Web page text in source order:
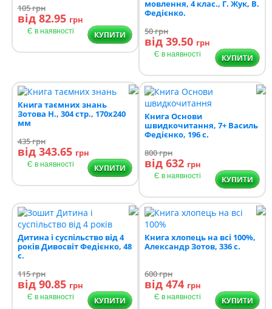
105грн
від 82.95 грн
Є в наявності КУПИТИ
мовлення, 4 клас., Г. Жук, В.
Федієнко.
50грн
від 39.50 грн
Є в наявності КУПИТИ
Книга таємних знань
Зотова Н., 304 стр., 170х240
мм
435грн
від 343.65 грн
Є в наявності КУПИТИ
Книга Основи
швидкочитання, 7+ Василь
Федієнко, 196 с.
800грн
від 632 грн
Є в наявності КУПИТИ
Дитина і суспільство від 4
років Дивосвіт Федієнко, 48
с.
115грн
від 90.85 грн
Є в наявності КУПИТИ
Книга хлопець на всі 100%,
Александр Зотов, 336 с.
600грн
від 474 грн
Є в наявності КУПИТИ